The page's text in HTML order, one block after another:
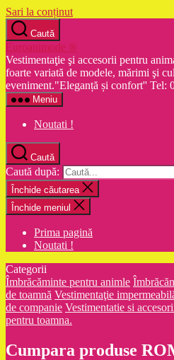
Sari la conținut
Caută
Euroanimode ®
Vestimentaţie şi accesorii pentru
foarte variată de modele, mărimi şi
eveniment."Eleganță și confort'' Tel:
Meniu
Noutati !
Caută
Caută după:
Închide căutarea
Închide meniul
Prima pagină
Noutati !
Categorii
Îmbrăcăminte pentru animle
de toamnă Vestimentaţie
de companie Vestimentatie si
pentru toamna.
Cumpara produse